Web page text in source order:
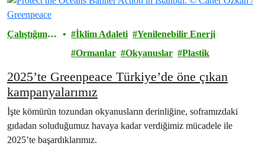
Çalıştığımız
İklim Adaleti
Yenilenebilir Enerji
Ormanlar
Okyanuslar Plastik
2025’te Greenpeace Türkiye’de öne çıkan
kampanyalarımız
İşte kömürün tozundan okyanusların derinliğine, soframızdaki
gıdadan soluduğumuz havaya kadar verdiğimiz mücadele ile
2025’te başardıklarımız.